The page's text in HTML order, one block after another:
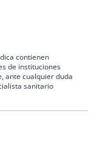
contienen
de instituciones
ante cualquier duda
sanitario